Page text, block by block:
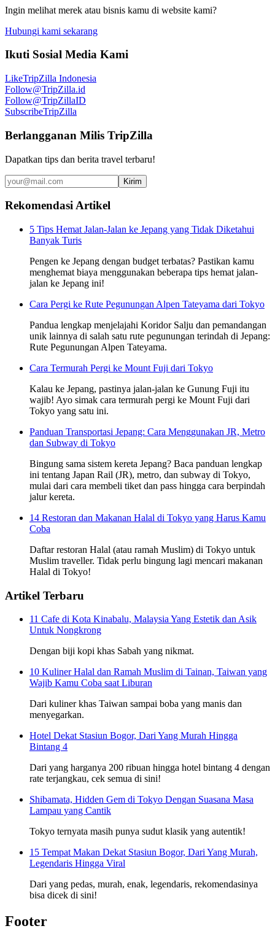
Ingin melihat merek atau bisnis kamu di website kami?
Hubungi kami sekarang
Ikuti Sosial Media Kami
LikeTripZilla Indonesia
Follow@TripZilla.id
Follow@TripZillaID
SubscribeTripZilla
Berlangganan Milis TripZilla
Dapatkan tips dan berita travel terbaru!
Kirim
Rekomendasi Artikel
5 Tips Hemat Jalan-Jalan ke Jepang yang Tidak Diketahui
Banyak Turis
Pengen ke Jepang dengan budget terbatas? Pastikan kamu
menghemat biaya menggunakan beberapa tips hemat jalan-
jalan ke Jepang ini!
Cara Pergi ke Rute Pegunungan Alpen Tateyama dari Tokyo
Pandua lengkap menjelajahi Koridor Salju dan pemandangan
unik lainnya di salah satu rute pegunungan terindah di Jepang:
Rute Pegunungan Alpen Tateyama.
Cara Termurah Pergi ke Mount Fuji dari Tokyo
Kalau ke Jepang, pastinya jalan-jalan ke Gunung Fuji itu
wajib! Ayo simak cara termurah pergi ke Mount Fuji dari
Tokyo yang satu ini.
Panduan Transportasi Jepang: Cara Menggunakan JR, Metro
dan Subway di Tokyo
Bingung sama sistem kereta Jepang? Baca panduan lengkap
ini tentang Japan Rail (JR), metro, dan subway di Tokyo,
mulai dari cara membeli tiket dan pass hingga cara berpindah
jalur kereta.
14 Restoran dan Makanan Halal di Tokyo yang Harus Kamu
Coba
Daftar restoran Halal (atau ramah Muslim) di Tokyo untuk
Muslim traveller. Tidak perlu bingung lagi mencari makanan
Halal di Tokyo!
Artikel Terbaru
11 Cafe di Kota Kinabalu, Malaysia Yang Estetik dan Asik
Untuk Nongkrong
Dengan biji kopi khas Sabah yang nikmat.
10 Kuliner Halal dan Ramah Muslim di Tainan, Taiwan yang
Wajib Kamu Coba saat Liburan
Dari kuliner khas Taiwan sampai boba yang manis dan
menyegarkan.
Hotel Dekat Stasiun Bogor, Dari Yang Murah Hingga
Bintang 4
Dari yang harganya 200 ribuan hingga hotel bintang 4 dengan
rate terjangkau, cek semua di sini!
Shibamata, Hidden Gem di Tokyo Dengan Suasana Masa
Lampau yang Cantik
Tokyo ternyata masih punya sudut klasik yang autentik!
15 Tempat Makan Dekat Stasiun Bogor, Dari Yang Murah,
Legendaris Hingga Viral
Dari yang pedas, murah, enak, legendaris, rekomendasinya
bisa dicek di sini!
Footer